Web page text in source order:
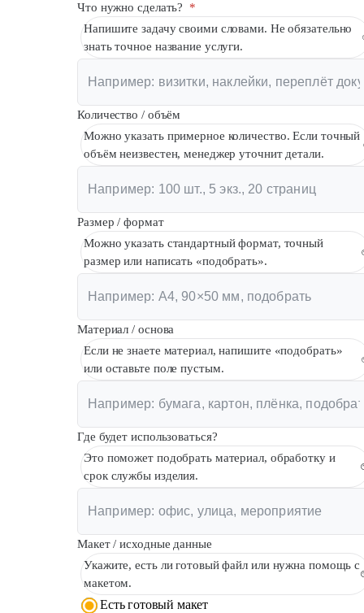
Что нужно сделать?
*
Напишите задачу своими словами. Не обязательно
знать точное название услуги.
Количество / объём
Можно указать примерное количество. Если точный
объём неизвестен, менеджер уточнит детали.
Размер / формат
Можно указать стандартный формат, точный
размер или написать «подобрать».
Материал / основа
Если не знаете материал, напишите «подобрать»
или оставьте поле пустым.
Где будет использоваться?
Это поможет подобрать материал, обработку и
срок службы изделия.
Макет / исходные данные
Укажите, есть ли готовый файл или нужна помощь с
макетом.
Есть готовый макет